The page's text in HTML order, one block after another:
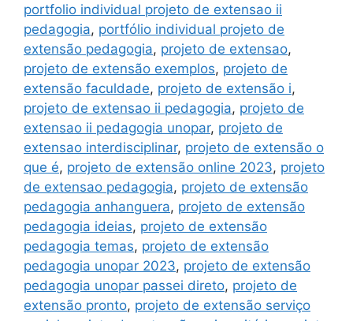
portfolio individual projeto de extensao ii
pedagogia, portfólio individual projeto de
extensão pedagogia, projeto de extensao,
projeto de extensão exemplos, projeto de
extensão faculdade, projeto de extensão i,
projeto de extensao ii pedagogia, projeto de
extensao ii pedagogia unopar, projeto de
extensao interdisciplinar, projeto de extensão o
que é, projeto de extensão online 2023, projeto
de extensao pedagogia, projeto de extensão
pedagogia anhanguera, projeto de extensão
pedagogia ideias, projeto de extensão
pedagogia temas, projeto de extensão
pedagogia unopar 2023, projeto de extensão
pedagogia unopar passei direto, projeto de
extensão pronto, projeto de extensão serviço